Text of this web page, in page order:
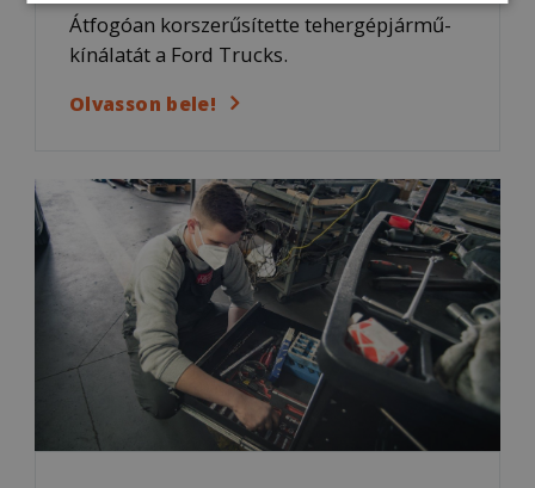
Átfogóan korszerűsítette tehergépjármű-
kínálatát a Ford Trucks.
Olvasson bele!